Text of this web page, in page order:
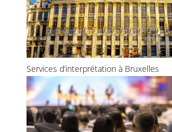
Services d’interprétation à Bruxelles